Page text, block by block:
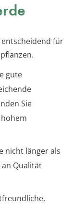
für
gute
Sie
nicht länger als
an Qualität